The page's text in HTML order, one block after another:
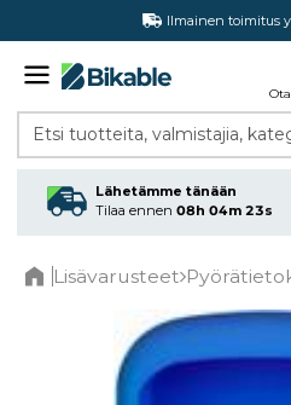
Ilmainen toimitus
Etsi tuotteita, valmistajia,
Lähetämme tänään
Tilaa ennen 08h 04m 23s
Lisävarusteet